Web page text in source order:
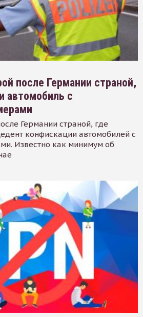
после Германии страной,
автомобиль с
Германии страной, где
конфискации автомобилей с
Известно как минимум об